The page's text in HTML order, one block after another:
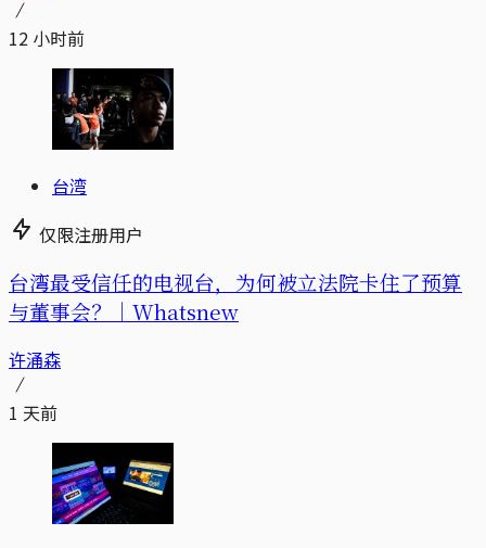
12 小时前
台湾
仅限注册用户
台湾最受信任的电视台，为何被立法院卡住了预算
与董事会？｜Whatsnew
许涌森
1 天前